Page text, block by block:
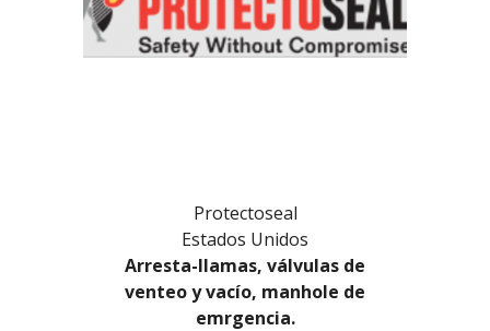
Protectoseal
Estados Unidos
Arresta-llamas, válvulas de
venteo y vacío, manhole de
emrgencia.